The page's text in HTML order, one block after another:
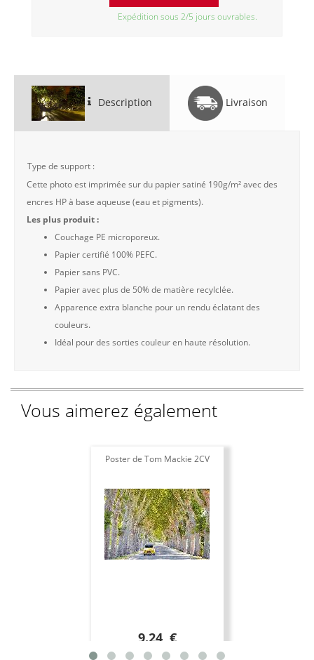
Expédition sous 2/5 jours ouvrables.
Description Livraison
Type de support :
Cette photo est imprimée sur du papier satiné 190g/m² avec des
encres HP à base aqueuse (eau et pigments).
Les plus produit :
Couchage PE microporeux.
Papier certifié 100% PEFC.
Papier sans PVC.
Papier avec plus de 50% de matière recylclée.
Apparence extra blanche pour un rendu éclatant des
couleurs.
Idéal pour des sorties couleur en haute résolution.
Vous aimerez également
Poster de Tom Mackie 2CV
9.24 €